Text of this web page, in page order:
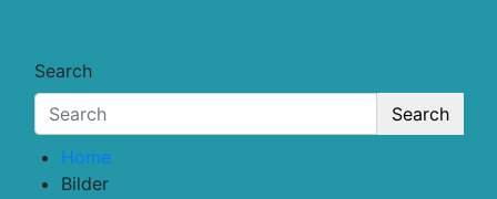
Search
Search
Home
Bilder